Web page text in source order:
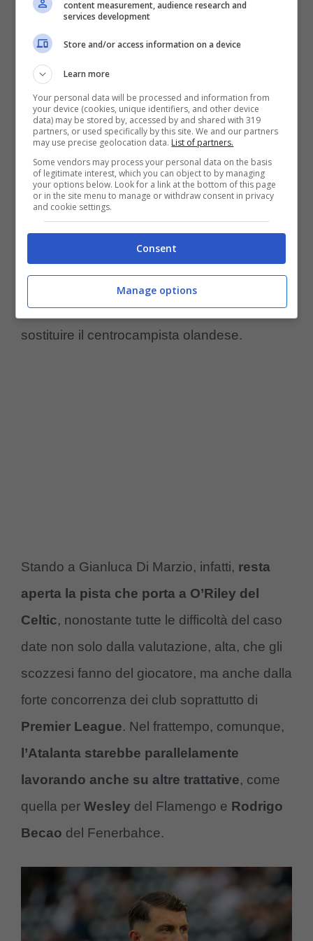
qui a qualche giorno, se non addirittura ora,
la situazione potrebbe ribaltarsi
completamente a favore della
Atalanta scatenata: Milan
beffato
Atalanta potrebbe presto entrare in
concorrenza con ilMilanperLazar
Teun Koopmeiners
però, non sarebbe l’unica soluzione sulla
quale laDeapotrebbe puntare per andare a
sostituire il centrocampista olandese.
Stando a Gianluca Di Marzio, infatti, resta
aperta la pista che porta a O’Riley del
Celtic, nonostante tutte le difficoltà del caso
date non solo dalla valutazione, alta, che gli
scozzesi fanno del giocatore, ma anche dalla
forte concorrenza dei club soprattutto di
Premier League. Nel frattempo, comunque,
l’Atalanta starebbe parallelamente
lavorando anche su altre trattative, come
quella per Wesley del Flamengo e Rodrigo
Becao del Fenerbahce.
content measurement, audience research and
services development
Store and/or access information on a device
Learn more
Your personal data will be processed and information from
your device (cookies, unique identifiers, and other device
data) may be stored by, accessed by and shared with 319
partners, or used specifically by this site. We and our partners
may use precise geolocation data. List of partners.
Some vendors may process your personal data on the basis
of legitimate interest, which you can object to by managing
your options below. Look for a link at the bottom of this page
or in the site menu to manage or withdraw consent in privacy
and cookie settings.
Consent
Manage options